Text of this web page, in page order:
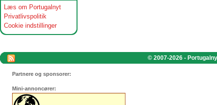
Læs om Portugalnyt
Privatlivspolitik
Cookie indstillinger
© 2007-2026 -
Partnere og sponsorer:
Mini-annoncører: